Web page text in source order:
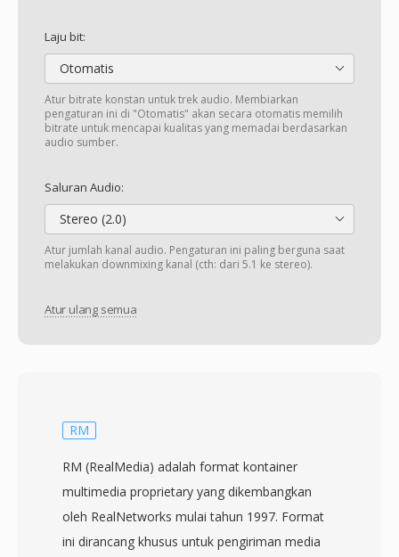
Laju bit:
Otomatis
Atur bitrate konstan untuk trek audio. Membiarkan
pengaturan ini di "Otomatis" akan secara otomatis memilih
bitrate untuk mencapai kualitas yang memadai berdasarkan
audio sumber.
Saluran Audio:
Stereo (2.0)
Atur jumlah kanal audio. Pengaturan ini paling berguna saat
melakukan downmixing kanal (cth: dari 5.1 ke stereo).
Atur ulang semua
RM
RM (RealMedia) adalah format kontainer
multimedia proprietary yang dikembangkan
oleh RealNetworks mulai tahun 1997. Format
ini dirancang khusus untuk pengiriman media